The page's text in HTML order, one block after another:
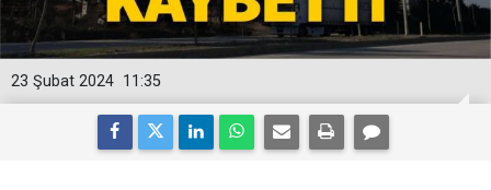
11:35
23 Şubat 2024